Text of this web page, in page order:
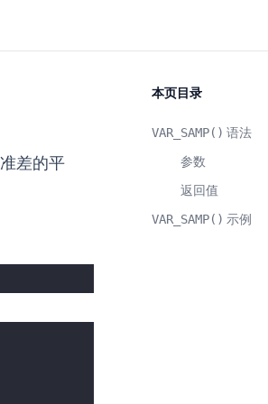
差的平
本页目录
VAR_SAMP() 语法
参数
返回值
VAR_SAMP() 示例